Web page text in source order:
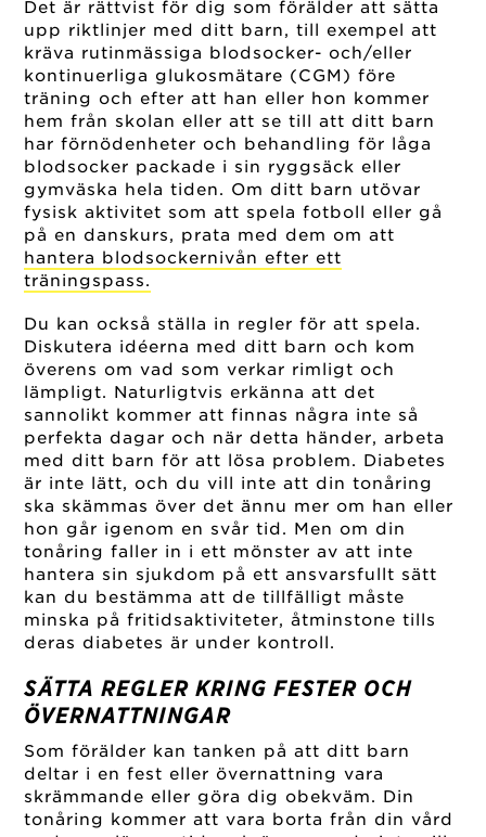
Det är rättvist för dig som förälder att sätta
upp riktlinjer med ditt barn, till exempel att
kräva rutinmässiga blodsocker- och/eller
kontinuerliga glukosmätare (CGM) före
träning och efter att han eller hon kommer
hem från skolan eller att se till att ditt barn
har förnödenheter och behandling för låga
blodsocker packade i sin ryggsäck eller
gymväska hela tiden. Om ditt barn utövar
fysisk aktivitet som att spela fotboll eller gå
på en danskurs, prata med dem om att
hantera blodsockernivån efter ett
träningspass.
Du kan också ställa in regler för att spela.
Diskutera idéerna med ditt barn och kom
överens om vad som verkar rimligt och
lämpligt. Naturligtvis erkänna att det
sannolikt kommer att finnas några inte så
perfekta dagar och när detta händer, arbeta
med ditt barn för att lösa problem. Diabetes
är inte lätt, och du vill inte att din tonåring
ska skämmas över det ännu mer om han eller
hon går igenom en svår tid. Men om din
tonåring faller in i ett mönster av att inte
hantera sin sjukdom på ett ansvarsfullt sätt
kan du bestämma att de tillfälligt måste
minska på fritidsaktiviteter, åtminstone tills
deras diabetes är under kontroll.
SÄTTA REGLER KRING FESTER OCH
ÖVERNATTNINGAR
Som förälder kan tanken på att ditt barn
deltar i en fest eller övernattning vara
skrämmande eller göra dig obekväm. Din
tonåring kommer att vara borta från din vård